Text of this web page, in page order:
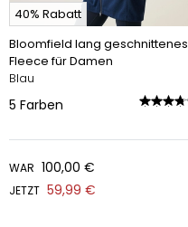
40% Rabatt
Bloomfield lang geschnittenes
Fleece für Damen
Blau
5 Farben
WAR 100,00 €
JETZT 59,99 €